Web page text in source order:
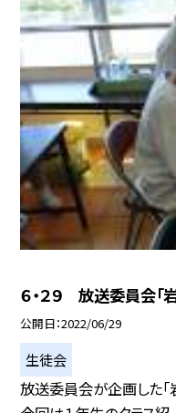
６・２９ 放送委員会「
公開日 2022/06/29
生徒会
放送委員会が企画した「